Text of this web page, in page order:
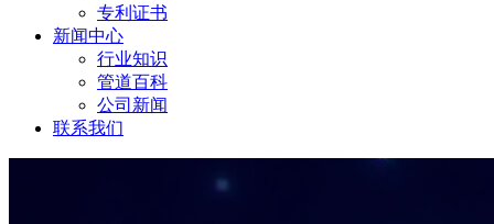
专利证书
新闻中心
行业知识
管道百科
公司新闻
联系我们